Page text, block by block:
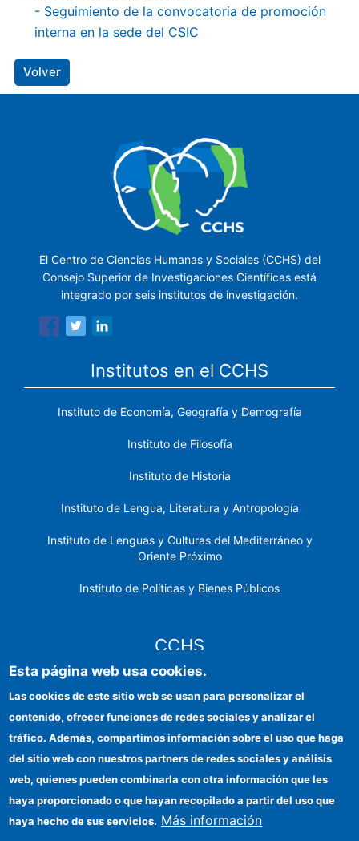
- Seguimiento de la convocatoria de promoción
interna en la sede del CSIC
Volver
El Centro de Ciencias Humanas y Sociales (CCHS) del
Consejo Superior de Investigaciones Científicas está
integrado por seis institutos de investigación.
Institutos en el CCHS
Instituto de Economía, Geografía y Demografía
Instituto de Filosofía
Instituto de Historia
Instituto de Lengua, Literatura y Antropología
Instituto de Lenguas y Culturas del Mediterráneo y
Oriente Próximo
Instituto de Políticas y Bienes Públicos
CCHS
Identidad institucional
Ayudas FEDER
Organismos financiadores
Esta página web usa cookies.
Las cookies de este sitio web se usan para personalizar el
contenido, ofrecer funciones de redes sociales y analizar el
tráfico. Además, compartimos información sobre el uso que haga
del sitio web con nuestros partners de redes sociales y análisis
web, quienes pueden combinarla con otra información que les
haya proporcionado o que hayan recopilado a partir del uso que
haya hecho de sus servicios. Más información